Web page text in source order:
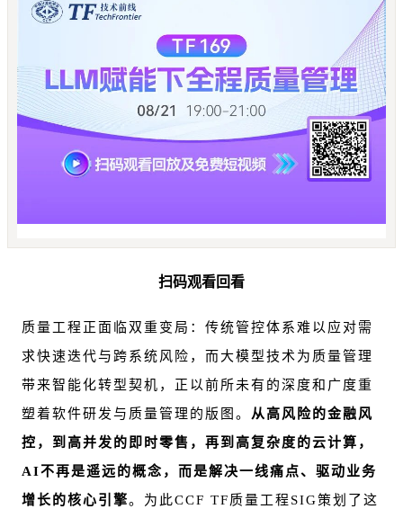
扫码观看回看
质量工程正面临双重变局：传统管控体系难以应对需
求快速迭代与跨系统风险，而大模型技术为质量管理
带来智能化转型契机，正以前所未有的深度和广度重
塑着软件研发与质量管理的版图。 从高风险的金融风
控，到高并发的即时零售，再到高复杂度的云计算，
AI不再是遥远的概念，而是解决一线痛点、驱动业务
增长的核心引擎。为此CCF TF质量工程SIG策划了这